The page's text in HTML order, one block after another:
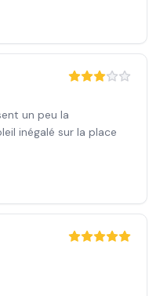
un peu la
inégalé sur la place